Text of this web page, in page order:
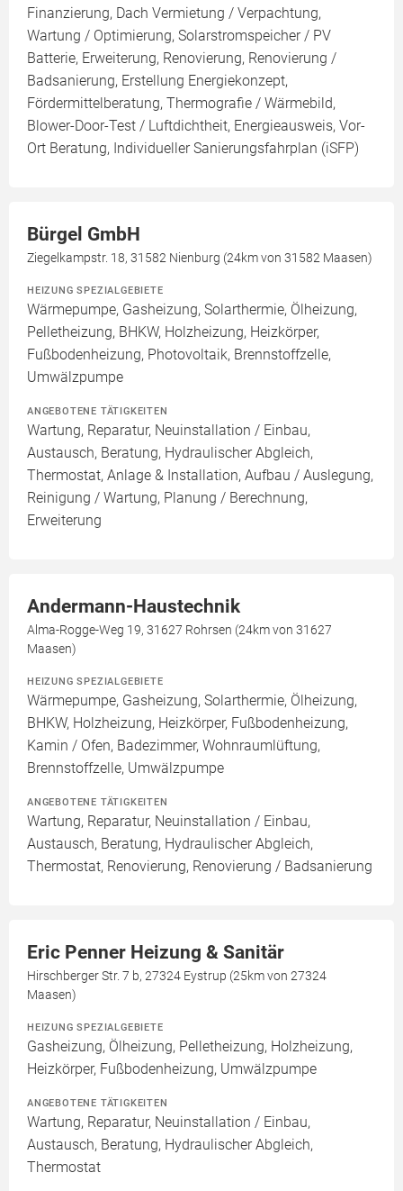
Finanzierung, Dach Vermietung / Verpachtung,
Wartung / Optimierung, Solarstromspeicher / PV
Batterie, Erweiterung, Renovierung, Renovierung /
Badsanierung, Erstellung Energiekonzept,
Fördermittelberatung, Thermografie / Wärmebild,
Blower-Door-Test / Luftdichtheit, Energieausweis, Vor-
Ort Beratung, Individueller Sanierungsfahrplan (iSFP)
Bürgel GmbH
Ziegelkampstr. 18, 31582 Nienburg (24km von 31582 Maasen)
HEIZUNG SPEZIALGEBIETE
Wärmepumpe, Gasheizung, Solarthermie, Ölheizung,
Pelletheizung, BHKW, Holzheizung, Heizkörper,
Fußbodenheizung, Photovoltaik, Brennstoffzelle,
Umwälzpumpe
ANGEBOTENE TÄTIGKEITEN
Wartung, Reparatur, Neuinstallation / Einbau,
Austausch, Beratung, Hydraulischer Abgleich,
Thermostat, Anlage & Installation, Aufbau / Auslegung,
Reinigung / Wartung, Planung / Berechnung,
Erweiterung
Andermann-Haustechnik
Alma-Rogge-Weg 19, 31627 Rohrsen (24km von 31627
Maasen)
HEIZUNG SPEZIALGEBIETE
Wärmepumpe, Gasheizung, Solarthermie, Ölheizung,
BHKW, Holzheizung, Heizkörper, Fußbodenheizung,
Kamin / Ofen, Badezimmer, Wohnraumlüftung,
Brennstoffzelle, Umwälzpumpe
ANGEBOTENE TÄTIGKEITEN
Wartung, Reparatur, Neuinstallation / Einbau,
Austausch, Beratung, Hydraulischer Abgleich,
Thermostat, Renovierung, Renovierung / Badsanierung
Eric Penner Heizung & Sanitär
Hirschberger Str. 7 b, 27324 Eystrup (25km von 27324
Maasen)
HEIZUNG SPEZIALGEBIETE
Gasheizung, Ölheizung, Pelletheizung, Holzheizung,
Heizkörper, Fußbodenheizung, Umwälzpumpe
ANGEBOTENE TÄTIGKEITEN
Wartung, Reparatur, Neuinstallation / Einbau,
Austausch, Beratung, Hydraulischer Abgleich,
Thermostat